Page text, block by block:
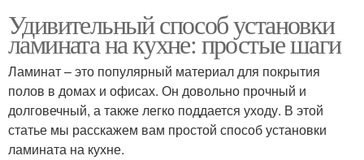
Удивительный способ установки
ламината на кухне: простые шаги
Ламинат – это популярный материал для покрытия
полов в домах и офисах. Он довольно прочный и
долговечный, а также легко поддается уходу. В этой
статье мы расскажем вам простой способ установки
ламината на кухне.